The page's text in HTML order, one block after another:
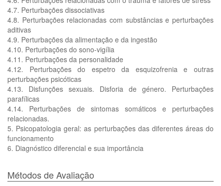
4.7. Perturbações dissociativas
4.8. Perturbações relacionadas com substâncias e perturbações
aditivas
4.9. Perturbações da alimentação e da ingestão
4.10. Perturbações do sono-vigília
4.11. Perturbações da personalidade
4.12. Perturbações do espetro da esquizofrenia e outras
perturbações psicóticas
4.13. Disfunções sexuais. Disforia de género. Perturbações
parafílicas
4.14. Perturbações de sintomas somáticos e perturbações
relacionadas.
5. Psicopatologia geral: as perturbações das diferentes áreas do
funcionamento
6. Diagnóstico diferencial e sua importância
Métodos de Avaliação